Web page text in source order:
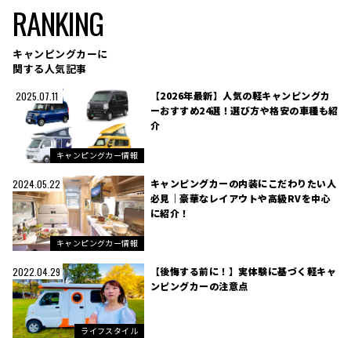
RANKING
キャンピングカーに
関する人気記事
2025.07.11
キャンピングカー情報
【2026年最新】人気の軽キャンピングカ
ーおすすめ24選！選び方や格安の車種も紹
介
2024.05.22
キャンピングカー情報
キャンピングカーの内装にこだわりたい人
必見｜豪華なレイアウトや高級RVを中心
に紹介！
2022.04.29
ライフスタイル
【後悔する前に！】実体験に基づく軽キャ
ンピングカーの注意点